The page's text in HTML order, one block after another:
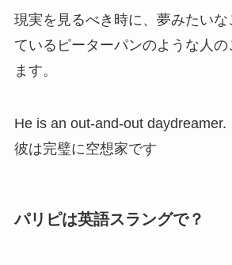
現実を見るべき時に、夢みたいな
ているピーターパンのような人
ます。
He is an out-and-out daydreamer.
彼は完璧に空想家です
パリピは英語スラングで？